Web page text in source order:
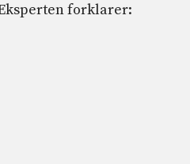
forklarer: